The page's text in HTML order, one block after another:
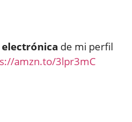
electrónica de mi perfil
amzn.to/3lpr3mC